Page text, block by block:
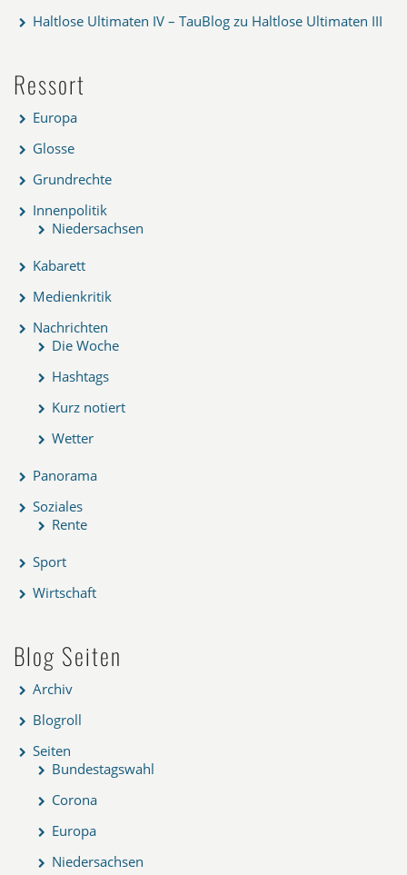
Haltlose Ultimaten IV – TauBlog zu Haltlose Ultimaten III
Ressort
Europa
Glosse
Grundrechte
Innenpolitik
Niedersachsen
Kabarett
Medienkritik
Nachrichten
Die Woche
Hashtags
Kurz notiert
Wetter
Panorama
Soziales
Rente
Sport
Wirtschaft
Blog Seiten
Archiv
Blogroll
Seiten
Bundestagswahl
Corona
Europa
Niedersachsen